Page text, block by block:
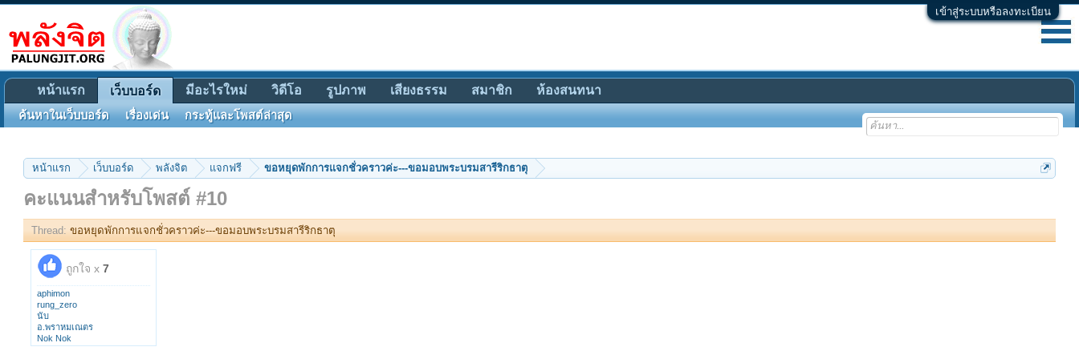
เข้าสู่ระบบหรือลงทะเบียน
หน้าแรก เว็บบอร์ด พลังจิต แจกฟรี ขอหยุดพักการแจกชั่วคราวค่ะ---ขอมอบพระบรมสารีริกธาตุ
คะแนนสำหรับโพสต์ #10
Thread: ขอหยุดพักการแจกชั่วคราวค่ะ---ขอมอบพระบรมสารีริกธาตุ
ถูกใจ x 7
aphimon
rung_zero
นับ
อ.พราหมเณตร
Nok Nok
too370
หน้าแรก เว็บบอร์ด
ค้นหาในเว็บบอร์ด เรื่องเด่น กระทู้และโพสต์ล่าสุด
มีอะไรใหม่ วิดีโอ รูปภาพ เสียงธรรม สมาชิก ห้องสนทนา